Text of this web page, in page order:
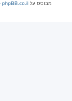
מבוסס עלphpBB.co.il - פורומים בעברית